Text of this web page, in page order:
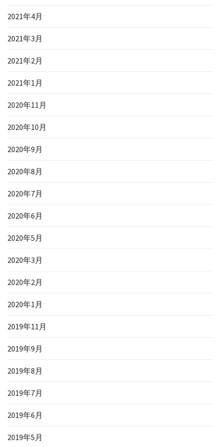
2021年4月
2021年3月
2021年2月
2021年1月
2020年11月
2020年10月
2020年9月
2020年8月
2020年7月
2020年6月
2020年5月
2020年3月
2020年2月
2020年1月
2019年11月
2019年9月
2019年8月
2019年7月
2019年6月
2019年5月